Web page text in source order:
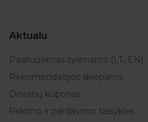
Aktualu
Pasiruošimas tyrimams (LT, EN)
Rekomendacijos skiepams
Dovanų kuponas
Pirkimo ir pardavimo taisyklės